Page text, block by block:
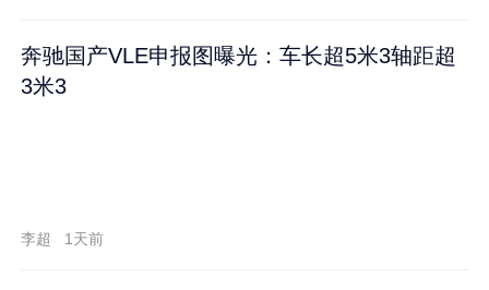
奔驰国产VLE申报图曝光：车长超5米3轴距超
3米3
李超 1天前